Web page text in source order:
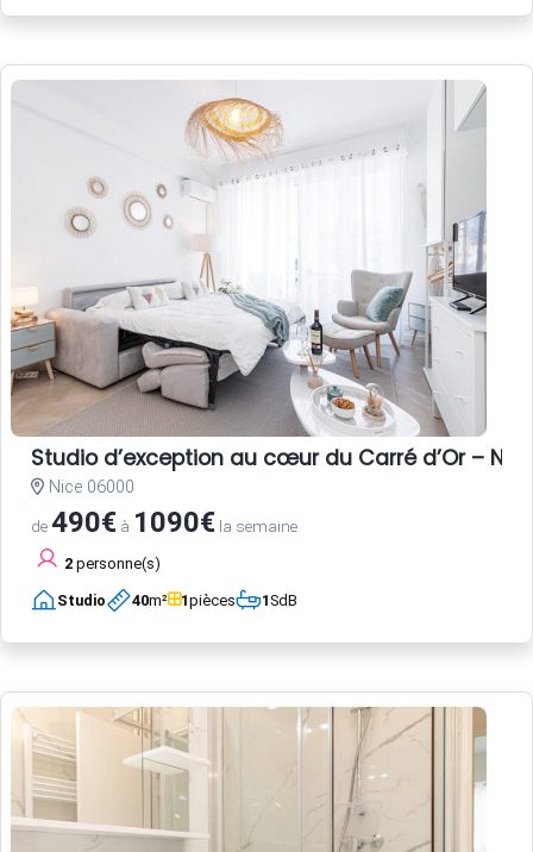
Studio d’exception au cœur du Carré d’Or –
Nice 06000
de490€ à 1090€ la semaine
2 personne(s)
Studio 40m² 1pièces 1SdB